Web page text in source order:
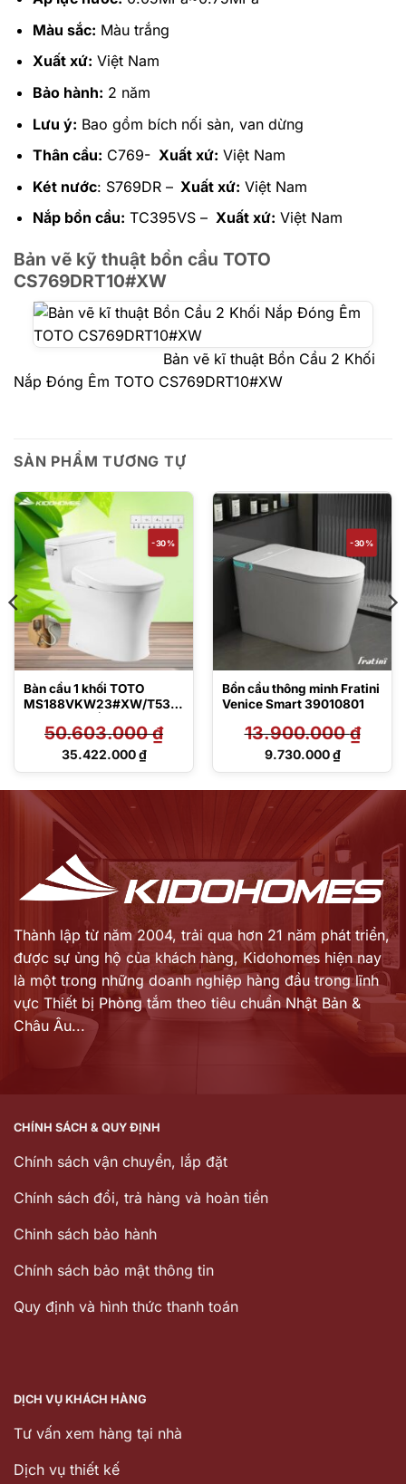
Màu sắc: Màu trắng
Xuất xứ: Việt Nam
Bảo hành: 2 năm
Lưu ý: Bao gồm bích nối sàn, van dừng
Thân cầu: C769- Xuất xứ: Việt Nam
Két nước: S769DR –Xuất xứ: Việt Nam
Nắp bồn cầu: TC395VS – Xuất xứ: Việt Nam
Bản vẽ kỹ thuật bồn cầu TOTO
CS769DRT10#XW
Bản vẽ kĩ thuật Bồn Cầu 2 Khối
Nắp Đóng Êm TOTO CS769DRT10#XW
SẢN PHẨM TƯƠNG TỰ
-30%
Bàn cầu 1 khối TOTO
MS188VKW23#XW/T53P1
TCF47360GAA
50.603.000₫
Giá
35.422.000₫
Giá
-30%
Bồn cầu thông minh Fratini
Venice Smart 39010801
13.900.000₫
Giá
13.900.000 ₫.
9.730.000₫
Giá
9.730.000 ₫.
Thành lập từ năm 2004, trải qua hơn 21 năm phát triển,
được sự ủng hộ của khách hàng, Kidohomes hiện nay
là một trong những doanh nghiệp hàng đầu trong lĩnh
vực Thiết bị Phòng tắm theo tiêu chuẩn Nhật Bản &
Châu Âu...
CHÍNH SÁCH & QUY ĐỊNH
Chính sách vận chuyển, lắp đặt
Chính sách đổi, trả hàng và hoàn tiền
Chinh sách bảo hành
Chính sách bảo mật thông tin
Quy định và hình thức thanh toán
DỊCH VỤ KHÁCH HÀNG
Tư vấn xem hàng tại nhà
Dịch vụ thiết kế